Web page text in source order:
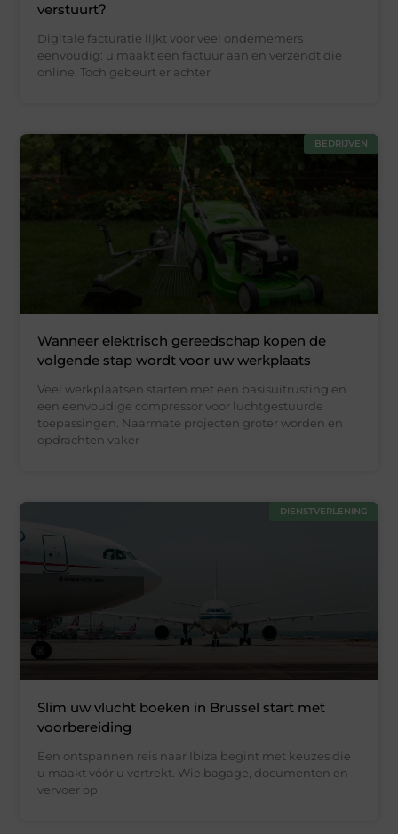
verstuurt?
Digitale facturatie lijkt voor veel ondernemers
eenvoudig: u maakt een factuur aan en verzendt die
online. Toch gebeurt er achter
BEDRIJVEN
Wanneer elektrisch gereedschap kopen de
volgende stap wordt voor uw werkplaats
Veel werkplaatsen starten met een basisuitrusting en
een eenvoudige compressor voor luchtgestuurde
toepassingen. Naarmate projecten groter worden en
opdrachten vaker
DIENSTVERLENING
Slim uw vlucht boeken in Brussel start met
voorbereiding
Een ontspannen reis naar Ibiza begint met keuzes die
u maakt vóór u vertrekt. Wie bagage, documenten en
vervoer op